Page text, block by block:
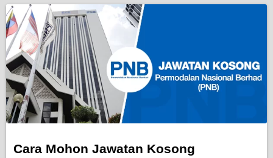
Cara Mohon Jawatan Kosong